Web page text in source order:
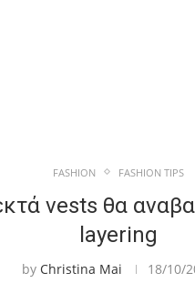
FASHION FASHION TIPS
vests θα
layering
by Christina Mai 18/10/